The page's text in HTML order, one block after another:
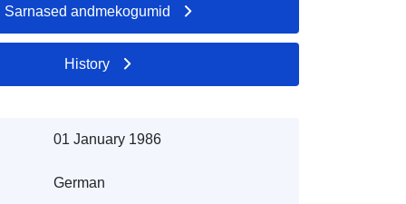
Sarnased andmekogumid
History
01 January 1986
German